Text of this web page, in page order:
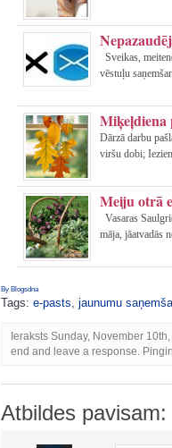
Sveikas,
vēstuļu
Miķeļdiena
Dārzā darbu
viršu dobi;
Meiju otrā
Vasaras
māja, jāatvadās
By Blogsdna
Tags: e-pasts jaunumu
Ieraksts Sunday, November
end and leave a response.
Atbildes pavisam: